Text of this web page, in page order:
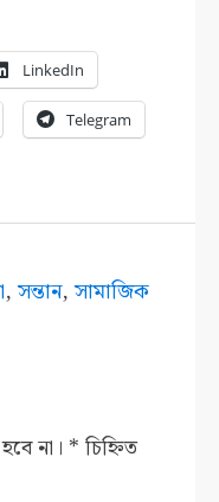
LinkedIn
Telegram
,সন্তান,সামাজিক
না। * চিহ্নিত